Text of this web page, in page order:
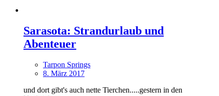
Sarasota: Strandurlaub und
Abenteuer
Tarpon Springs
8. März 2017
und dort gibt's auch nette Tierchen.....gestern in den